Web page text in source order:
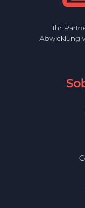
Ihr
Abwicklung